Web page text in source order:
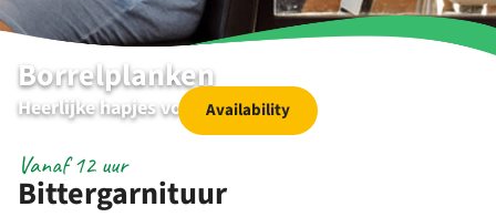
Borrelplanken
Heerlijke hapjes voor bij de borrel
Availability
Bittergarnituur
Vanaf 12 uur